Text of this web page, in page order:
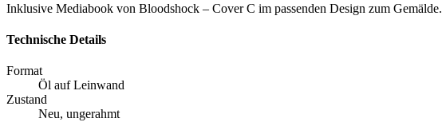
Inklusive Mediabook von Bloodshock – Cover C im passenden Design zum Gemälde.
Technische Details
Format
Öl auf Leinwand
Zustand
Neu, ungerahmt